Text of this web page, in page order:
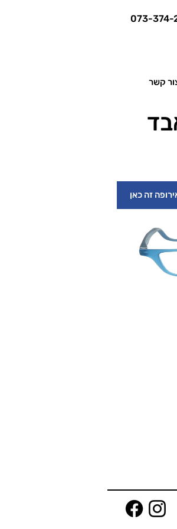
073-374-
קשר
זה כאן